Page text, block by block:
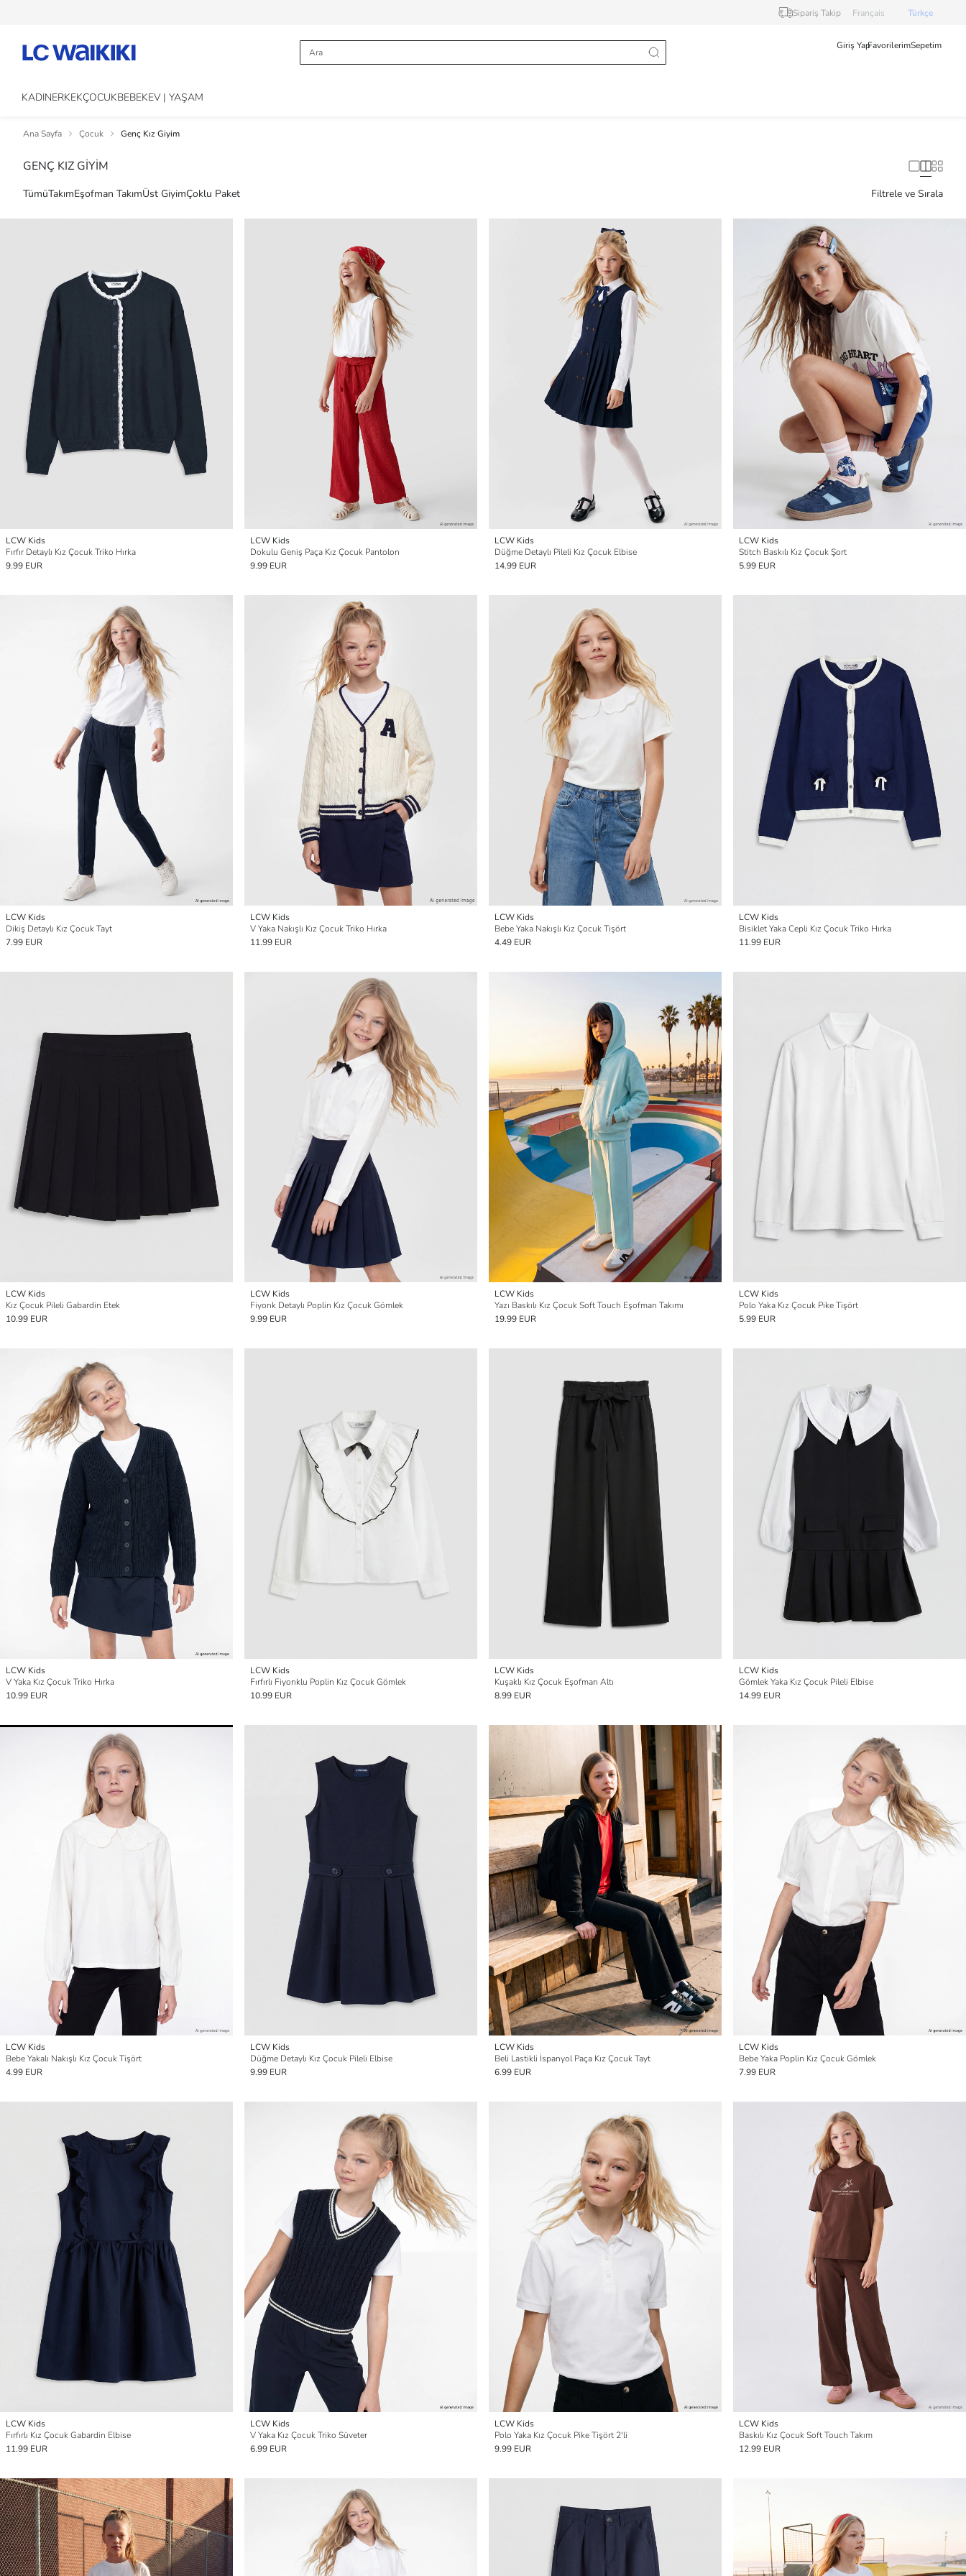
Sipariş Takip Français Türkçe
Giriş YapFavorilerimSepetim
KADINERKEKÇOCUKBEBEKEV | YAŞAM
Ana Sayfa Çocuk Genç Kız Giyim
GENÇ KIZ GİYİM
TümüTakımEşofman TakımÜst GiyimÇoklu Paket Filtrele ve Sırala
LCW Kids
Fırfır Detaylı Kız Çocuk Triko Hırka
9.99 EUR
LCW Kids
Dokulu Geniş Paça Kız Çocuk Pantolon
9.99 EUR
LCW Kids
Düğme Detaylı Pileli Kız Çocuk Elbise
14.99 EUR
LCW Kids
Stitch Baskılı Kız Çocuk Şort
5.99 EUR
LCW Kids
Dikiş Detaylı Kız Çocuk Tayt
7.99 EUR
LCW Kids
V Yaka Nakışlı Kız Çocuk Triko Hırka
11.99 EUR
LCW Kids
Bebe Yaka Nakışlı Kız Çocuk Tişört
4.49 EUR
LCW Kids
Bisiklet Yaka Cepli Kız Çocuk Triko Hırka
11.99 EUR
LCW Kids
Kız Çocuk Pileli Gabardin Etek
10.99 EUR
LCW Kids
Fiyonk Detaylı Poplin Kız Çocuk Gömlek
9.99 EUR
LCW Kids
Yazı Baskılı Kız Çocuk Soft Touch Eşofman Takımı
19.99 EUR
LCW Kids
Polo Yaka Kız Çocuk Pike Tişört
5.99 EUR
LCW Kids
V Yaka Kız Çocuk Triko Hırka
10.99 EUR
LCW Kids
Fırfırlı Fiyonklu Poplin Kız Çocuk Gömlek
10.99 EUR
LCW Kids
Kuşaklı Kız Çocuk Eşofman Altı
8.99 EUR
LCW Kids
Gömlek Yaka Kız Çocuk Pileli Elbise
14.99 EUR
LCW Kids
Bebe Yakalı Nakışlı Kız Çocuk Tişört
4.99 EUR
LCW Kids
Düğme Detaylı Kız Çocuk Pileli Elbise
9.99 EUR
LCW Kids
Beli Lastikli İspanyol Paça Kız Çocuk Tayt
6.99 EUR
LCW Kids
Bebe Yaka Poplin Kız Çocuk Gömlek
7.99 EUR
LCW Kids
Fırfırlı Kız Çocuk Gabardin Elbise
11.99 EUR
LCW Kids
V Yaka Kız Çocuk Triko Süveter
6.99 EUR
LCW Kids
Polo Yaka Kız Çocuk Pike Tişört 2'li
9.99 EUR
LCW Kids
Baskılı Kız Çocuk Soft Touch Takım
12.99 EUR